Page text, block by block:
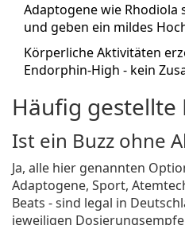
Adaptogene wie Rhodiola
und geben ein mildes
Körperliche Aktivitäten
Endorphin‑High - kein
Häufig gestellte
Ist ein Buzz ohne
Ja, alle hier genannten
Adaptogene, Sport,
Beats - sind legal in
jeweiligen